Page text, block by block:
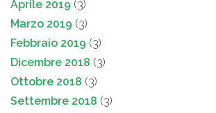
Aprile 2019 (3)
Marzo 2019 (3)
Febbraio 2019 (3)
Dicembre 2018 (3)
Ottobre 2018 (3)
Settembre 2018 (3)